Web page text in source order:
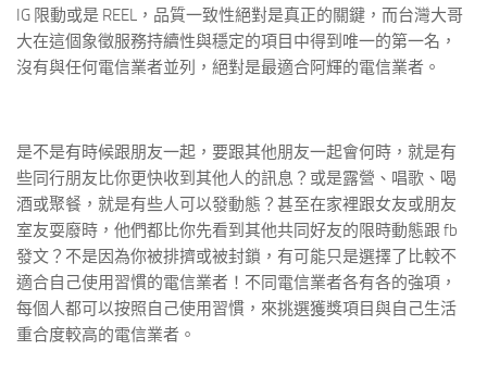
IG 限動或是 REEL，品質一致性絕對是真正的關鍵，而台灣大哥
大在這個象徵服務持續性與穩定的項目中得到唯一的第一名，
沒有與任何電信業者並列，絕對是最適合阿輝的電信業者。
是不是有時候跟朋友一起，要跟其他朋友一起會何時，就是有
些同行朋友比你更快收到其他人的訊息？或是露營、唱歌、喝
酒或聚餐，就是有些人可以發動態？甚至在家裡跟女友或朋友
室友耍廢時，他們都比你先看到其他共同好友的限時動態跟 fb
發文？不是因為你被排擠或被封鎖，有可能只是選擇了比較不
適合自己使用習慣的電信業者！不同電信業者各有各的強項，
每個人都可以按照自己使用習慣，來挑選獲獎項目與自己生活
重合度較高的電信業者。